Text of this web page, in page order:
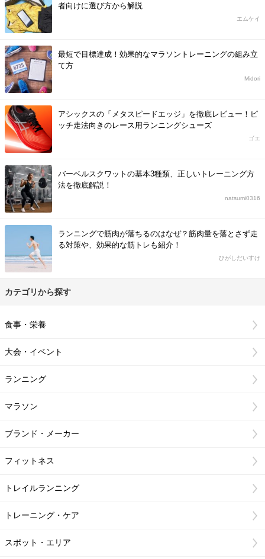
者向けに選び方から解説
エムケイ
最短で目標達成！効果的なマラソントレーニングの組み立
て方
Midori
アシックスの「メタスピードエッジ」を徹底レビュー！ピ
ッチ走法向きのレース用ランニングシューズ
ゴエ
バーベルスクワットの基本3種類、正しいトレーニング方
法を徹底解説！
natsumi0316
ランニングで筋肉が落ちるのはなぜ？筋肉量を落とさず走
る対策や、効果的な筋トレも紹介！
ひがしだいすけ
カテゴリから探す
食事・栄養
大会・イベント
ランニング
マラソン
ブランド・メーカー
フィットネス
トレイルランニング
トレーニング・ケア
スポット・エリア